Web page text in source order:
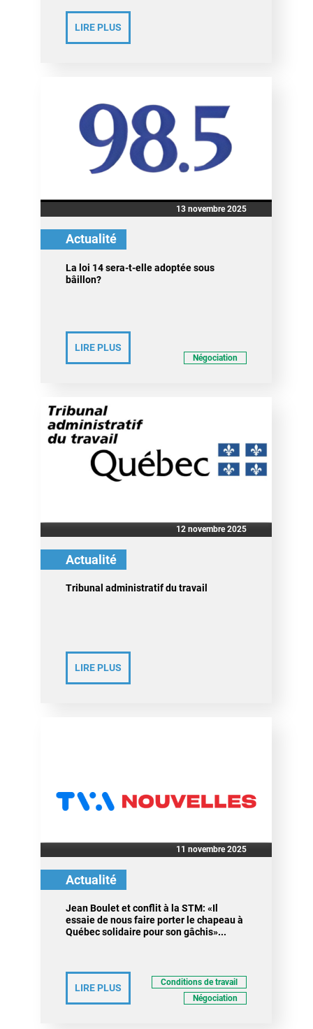
LIRE PLUS
13 novembre 2025
Actualité
La loi 14 sera-t-elle adoptée sous
bâillon?
LIRE PLUS
Négociation
12 novembre 2025
Actualité
Tribunal administratif du travail
LIRE PLUS
11 novembre 2025
Actualité
Jean Boulet et conflit à la STM: «Il
essaie de nous faire porter le chapeau à
Québec solidaire pour son gâchis»...
LIRE PLUS
Conditions de travail
Négociation